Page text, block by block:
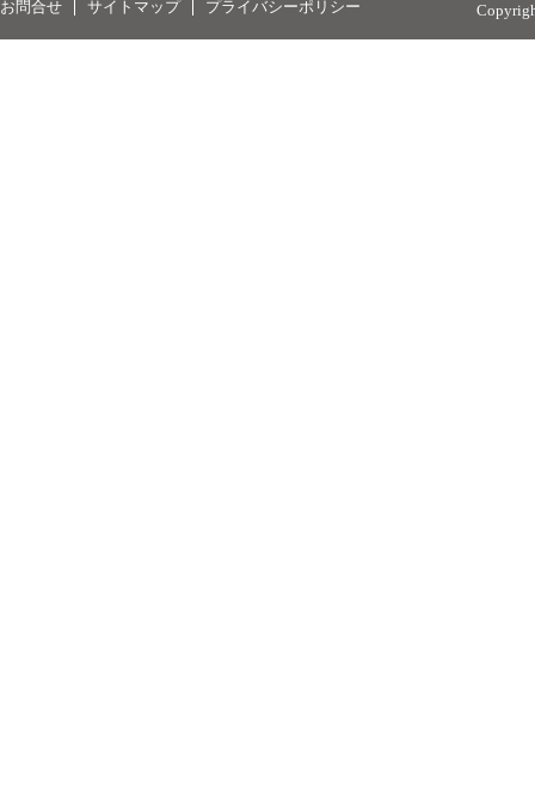
お問合せ サイトマップ プライバシーポリシー